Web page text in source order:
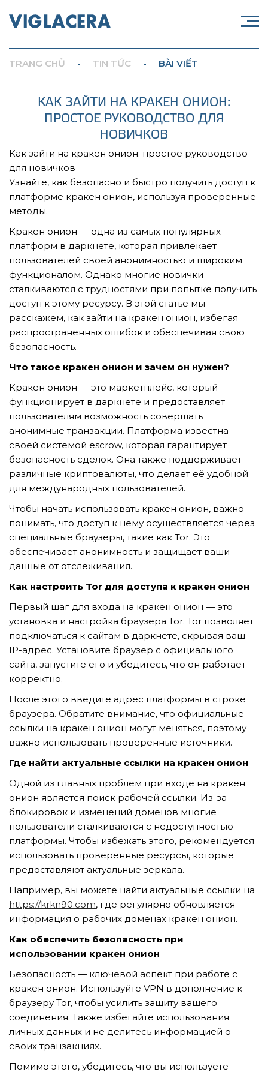
TẢI E-BROCHURE
TƯ VẤN MIỄN PHÍ VỀ SẢN PHẨM
Nghề nghiệp...
GỬI YÊU CẦU
TRANG CHỦ - TIN TỨC - BÀI VIẾT
КАК ЗАЙТИ НА КРАКЕН ОНИОН:
ПРОСТОЕ РУКОВОДСТВО ДЛЯ
НОВИЧКОВ
Как зайти на кракен онион: простое руководство
для новичков
Узнайте, как безопасно и быстро получить доступ к
платформе кракен онион, используя проверенные
методы.
Кракен онион — одна из самых популярных
платформ в даркнете, которая привлекает
пользователей своей анонимностью и широким
функционалом. Однако многие новички
сталкиваются с трудностями при попытке получить
доступ к этому ресурсу. В этой статье мы
расскажем, как зайти на кракен онион, избегая
распространённых ошибок и обеспечивая свою
безопасность.
Что такое кракен онион и зачем он нужен?
Кракен онион — это маркетплейс, который
функционирует в даркнете и предоставляет
пользователям возможность совершать
анонимные транзакции. Платформа известна
своей системой escrow, которая гарантирует
безопасность сделок. Она также поддерживает
различные криптовалюты, что делает её удобной
для международных пользователей.
Чтобы начать использовать кракен онион, важно
понимать, что доступ к нему осуществляется через
специальные браузеры, такие как Tor. Это
обеспечивает анонимность и защищает ваши
данные от отслеживания.
Как настроить Tor для доступа к кракен онион
Первый шаг для входа на кракен онион — это
установка и настройка браузера Tor. Tor позволяет
подключаться к сайтам в даркнете, скрывая ваш
IP-адрес. Установите браузер с официального
сайта, запустите его и убедитесь, что он работает
корректно.
После этого введите адрес платформы в строке
браузера. Обратите внимание, что официальные
ссылки на кракен онион могут меняться, поэтому
важно использовать проверенные источники.
Где найти актуальные ссылки на кракен онион
Одной из главных проблем при входе на кракен
онион является поиск рабочей ссылки. Из-за
блокировок и изменений доменов многие
пользователи сталкиваются с недоступностью
платформы. Чтобы избежать этого, рекомендуется
использовать проверенные ресурсы, которые
предоставляют актуальные зеркала.
Например, вы можете найти актуальные ссылки на
https://krkn90.com, где регулярно обновляется
информация о рабочих доменах кракен онион.
Как обеспечить безопасность при
использовании кракен онион
Безопасность — ключевой аспект при работе с
кракен онион. Используйте VPN в дополнение к
браузеру Tor, чтобы усилить защиту вашего
соединения. Также избегайте использования
личных данных и не делитесь информацией о
своих транзакциях.
Помимо этого, убедитесь, что вы используете